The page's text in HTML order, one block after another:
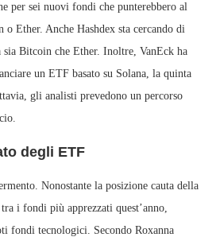
per sei nuovi fondi che punterebbero al
Ether. Anche Hashdex sta cercando di
sia Bitcoin che Ether. Inoltre, VanEck ha
un ETF basato su Solana, la quinta
gli analisti prevedono un percorso
degli ETF
Nonostante la posizione cauta della
i fondi più apprezzati quest’anno,
fondi tecnologici. Secondo Roxanna